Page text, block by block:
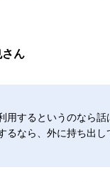
さん
用するというのなら話
るなら、外に持ち出し